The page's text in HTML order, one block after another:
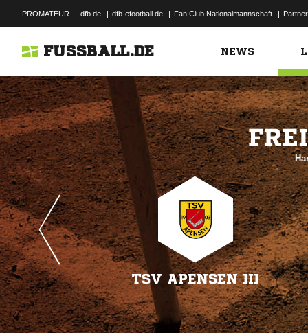
PROMATEUR | dfb.de | dfb-efootball.de | Fan Club Nationalmannschaft | Partner
FUSSBALL.DE NEWS
TSV APENSEN III